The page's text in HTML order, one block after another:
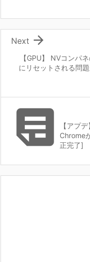
【GPU】 NVコンパ
にリセットされる問

Next
 【アプ
Chrome
正完了]